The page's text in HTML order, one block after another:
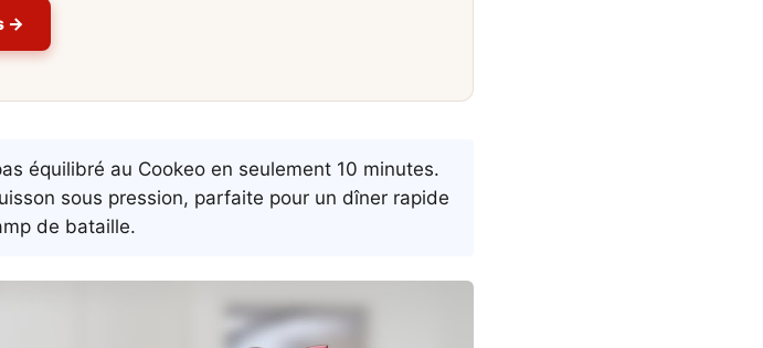
→
équilibré au Cookeo en seulement 10 minutes.
sous pression, parfaite pour un dîner rapide
de bataille.